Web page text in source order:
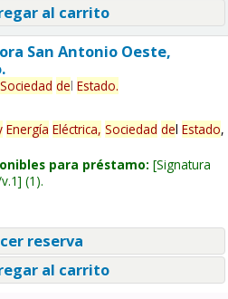
al carrito
San Antonio Oeste,
Sociedad del Estado.
Energía Eléctrica, Sociedad del Estado,
para préstamo: Signatura
(1).
reserva
al carrito